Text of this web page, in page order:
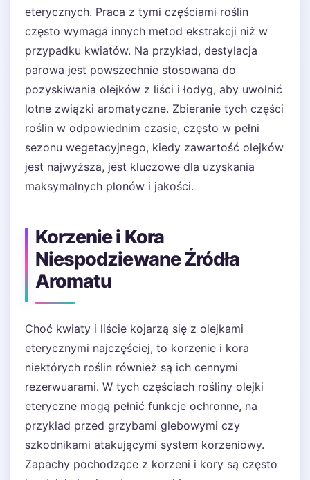
eterycznych. Praca z tymi częściami roślin
często wymaga innych metod ekstrakcji niż w
przypadku kwiatów. Na przykład, destylacja
parowa jest powszechnie stosowana do
pozyskiwania olejków z liści i łodyg, aby uwolnić
lotne związki aromatyczne. Zbieranie tych części
roślin w odpowiednim czasie, często w pełni
sezonu wegetacyjnego, kiedy zawartość olejków
jest najwyższa, jest kluczowe dla uzyskania
maksymalnych plonów i jakości.
Korzenie i Kora
Niespodziewane Źródła
Aromatu
Choć kwiaty i liście kojarzą się z olejkami
eterycznymi najczęściej, to korzenie i kora
niektórych roślin również są ich cennymi
rezerwuarami. W tych częściach rośliny olejki
eteryczne mogą pełnić funkcje ochronne, na
przykład przed grzybami glebowymi czy
szkodnikami atakującymi system korzeniowy.
Zapachy pochodzące z korzeni i kory są często